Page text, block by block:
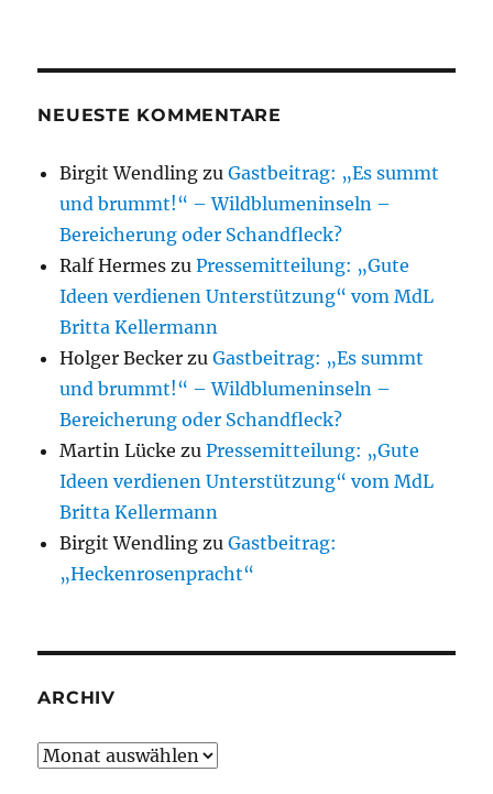
NEUESTE KOMMENTARE
Birgit Wendling zuGastbeitrag: „Es summt
und brummt!“ – Wildblumeninseln –
Bereicherung oder Schandfleck?
Ralf Hermes zuPressemitteilung: „Gute
Ideen verdienen Unterstützung“ vom MdL
Britta Kellermann
Holger Becker zuGastbeitrag: „Es summt
und brummt!“ – Wildblumeninseln –
Bereicherung oder Schandfleck?
Martin Lücke zuPressemitteilung: „Gute
Ideen verdienen Unterstützung“ vom MdL
Britta Kellermann
Birgit Wendling zuGastbeitrag:
„Heckenrosenpracht“
ARCHIV
Archiv